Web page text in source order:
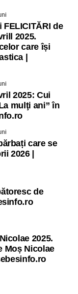
pentru copii și
muzică„DoReMi”
filmului pentru
film de familie și
„Ioan
festivitatea de
FELICITĂRI de
2025.
care își
|
2025: Cui
mulţi ani” în
care se
2026 |
de
2025.
Moș Nicolae